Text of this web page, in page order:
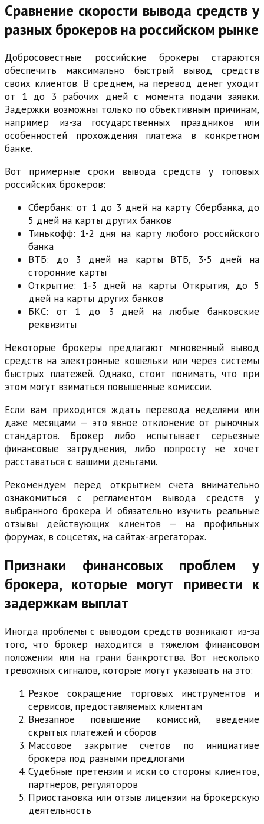
Сравнение скорости вывода средств у
разных брокеров на российском рынке
Добросовестные российские брокеры стараются
обеспечить максимально быстрый вывод средств
своих клиентов. В среднем, на перевод денег уходит
от 1 до 3 рабочих дней с момента подачи заявки.
Задержки возможны только по объективным причинам,
например из-за государственных праздников или
особенностей прохождения платежа в конкретном
банке.
Вот примерные сроки вывода средств у топовых
российских брокеров:
Сбербанк: от 1 до 3 дней на карту Сбербанка, до
5 дней на карты других банков
Тинькофф: 1-2 дня на карту любого российского
банка
ВТБ: до 3 дней на карты ВТБ, 3-5 дней на
сторонние карты
Открытие: 1-3 дней на карты Открытия, до 5
дней на карты других банков
БКС: от 1 до 3 дней на любые банковские
реквизиты
Некоторые брокеры предлагают мгновенный вывод
средств на электронные кошельки или через системы
быстрых платежей. Однако, стоит понимать, что при
этом могут взиматься повышенные комиссии.
Если вам приходится ждать перевода неделями или
даже месяцами — это явное отклонение от рыночных
стандартов. Брокер либо испытывает серьезные
финансовые затруднения, либо попросту не хочет
расставаться с вашими деньгами.
Рекомендуем перед открытием счета внимательно
ознакомиться с регламентом вывода средств у
выбранного брокера. И обязательно изучить реальные
отзывы действующих клиентов — на профильных
форумах, в соцсетях, на сайтах-агрегаторах.
Признаки финансовых проблем у
брокера, которые могут привести к
задержкам выплат
Иногда проблемы с выводом средств возникают из-за
того, что брокер находится в тяжелом финансовом
положении или на грани банкротства. Вот несколько
тревожных сигналов, которые могут указывать на это:
Резкое сокращение торговых инструментов и
сервисов, предоставляемых клиентам
Внезапное повышение комиссий, введение
скрытых платежей и сборов
Массовое закрытие счетов по инициативе
брокера под разными предлогами
Судебные претензии и иски со стороны клиентов,
партнеров, регуляторов
Приостановка или отзыв лицензии на брокерскую
деятельность